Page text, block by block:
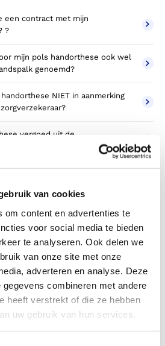
van cookies
om content en advertenties te
voor social media te bieden
te analyseren. Ook delen we
van onze site met onze
adverteren en analyse. Deze
combineren met andere
heeft verstrekt of die ze hebben
uw gebruik van hun services.
een contract met mijn
?
mijn pols handorthese ook wel
genoemd?
NIET in aanmerking
vergoed uit de
vervaardigd of
uitvoeringen?
eigendom?
vervangen worden?
van een pols handorthese
zorgverzekeraar?